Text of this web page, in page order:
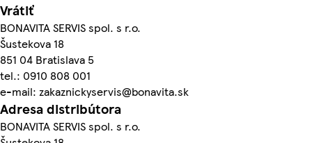
Vrátiť
BONAVITA SERVIS spol. s r.o.
Šustekova 18
851 04 Bratislava 5
tel.: 0910 808 001
e-mail: zakaznickyservis@bonavita.sk
Adresa distribútora
BONAVITA SERVIS spol. s r.o.